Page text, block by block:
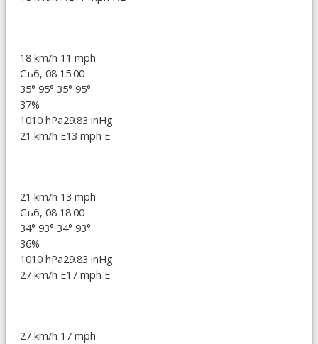
18 km/h 11 mph
Съб, 08 15:00
35° 95° 35° 95°
37%
1010 hPa29.83 inHg
21 km/h E13 mph E
21 km/h 13 mph
Съб, 08 18:00
34° 93° 34° 93°
36%
1010 hPa29.83 inHg
27 km/h E17 mph E
27 km/h 17 mph